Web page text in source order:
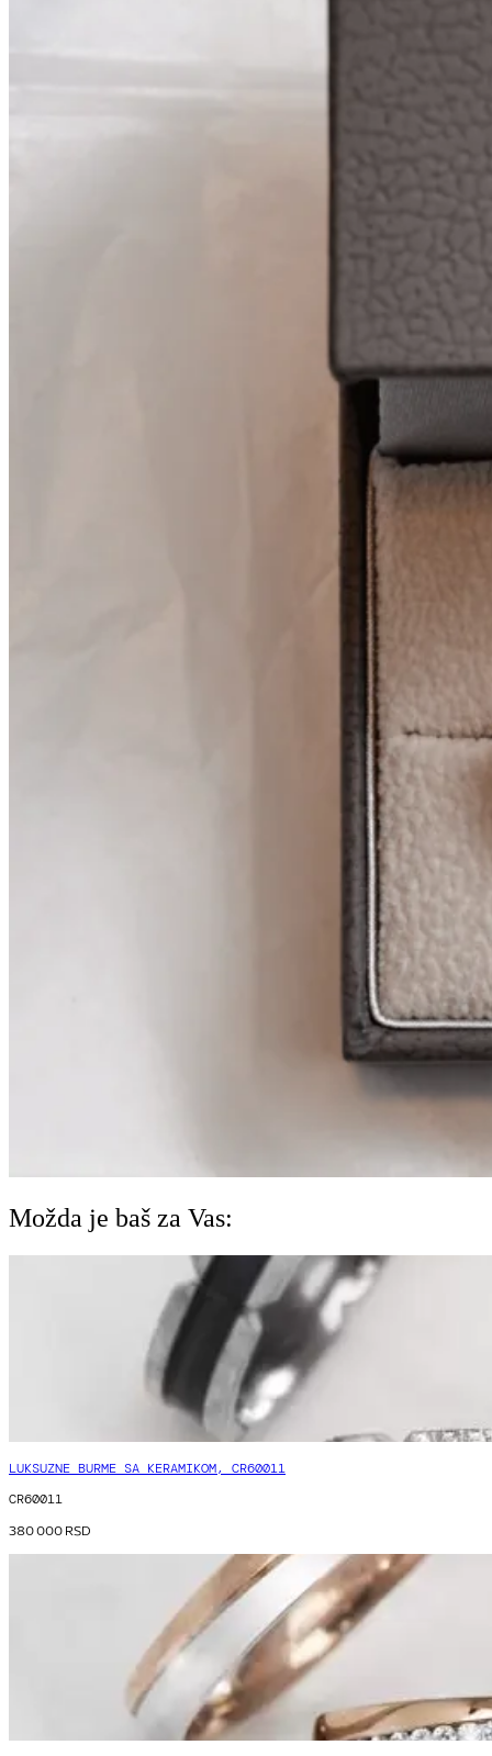
Možda je baš za Vas:
LUKSUZNE BURME SA KERAMIKOM, CR60011
CR60011
380 000RSD